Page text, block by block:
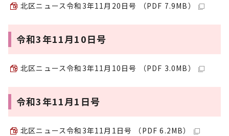
北区ニュース令和3年11月20日号 （PDF 7.9MB）
令和3年11月10日号
北区ニュース令和3年11月10日号 （PDF 3.0MB）
令和3年11月1日号
北区ニュース令和3年11月1日号 （PDF 6.2MB）